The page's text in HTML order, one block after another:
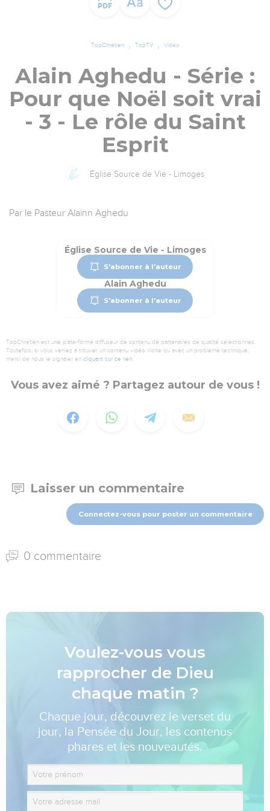
TopChrétien TopTV Vidéo
Alain Aghedu - Série :
Pour que Noël soit vrai
- 3 - Le rôle du Saint
Esprit
Église Source de Vie - Limoges
Par le Pasteur Alainn Aghedu
Église Source de Vie - Limoges
S'abonner à l'auteur
Alain Aghedu
S'abonner à l'auteur
TopChrétien est une plate-forme diffuseur de contenu de partenaires de qualité sélectionnés.
Toutefois, si vous veniez à trouver un contenu vidéo illicite ou avec un problème technique,
merci de nous le signaler en cliquant sur ce lien.
Vous avez aimé ? Partagez autour de vous !
Laisser un commentaire
Connectez-vous pour poster un commentaire
0 commentaire
Voulez-vous vous
rapprocher de Dieu
chaque matin ?
Chaque jour, découvrez le verset du
jour, la Pensée du Jour, les contenus
phares et les nouveautés.